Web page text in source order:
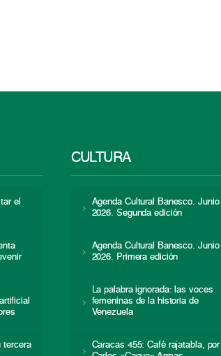
el
tercera
CULTURA
Agenda Cultural Banesco. Junio
2026. Segunda edición
Agenda Cultural Banesco. Junio
2026. Primera edición
La palabra ignorada: las voces
femeninas de la historia de
Venezuela
Caracas 455: Café rajatabla, por